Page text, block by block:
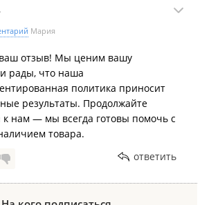
Мария
отзыв! Мы ценим вашу
рады, что наша
политика приносит
результаты. Продолжайте
к нам — мы всегда готовы помочь с
товара.
ответить